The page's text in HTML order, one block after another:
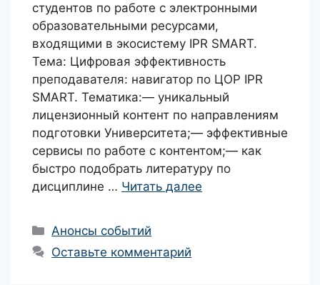
студентов по работе с электронными
образовательными ресурсами,
входящими в экосистему IPR SMART.
Тема: Цифровая эффективность
преподавателя: навигатор по ЦОР IPR
SMART. Тематика:— уникальный
лицензионный контент по направлениям
подготовки Университета;— эффективные
сервисы по работе с контентом;— как
быстро подобрать литературу по
дисциплине … Читать далее
Рубрики
Анонсы событий
Оставьте комментарий